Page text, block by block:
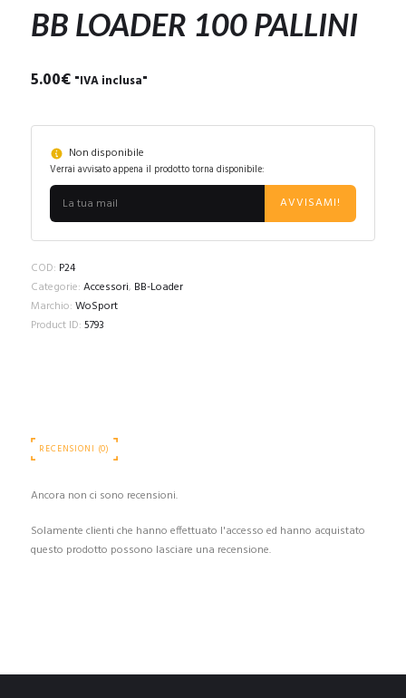
BB LOADER 100 PALLINI
5.00€ "IVA inclusa"
Non disponibile
Verrai avvisato appena il prodotto torna disponibile:
AVVISAMI!
COD: P24
Categorie: Accessori, BB-Loader
Marchio: WoSport
Product ID: 5793
RECENSIONI (0)
Ancora non ci sono recensioni.
Solamente clienti che hanno effettuato l'accesso ed hanno acquistato
questo prodotto possono lasciare una recensione.